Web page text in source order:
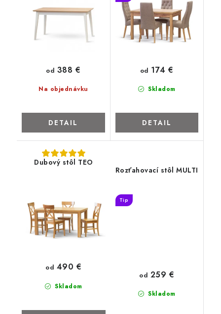
Na objednávku
od 388 €
DETAIL
Skladom
od 174 €
DETAIL
Dubový stôl TEO
Skladom
od 490 €
Rozťahovací stôl MULTI
Tip
Skladom
od 259 €